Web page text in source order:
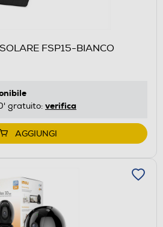
FSP15-BIANCO
gratuito: verifica
AGGIUNGI